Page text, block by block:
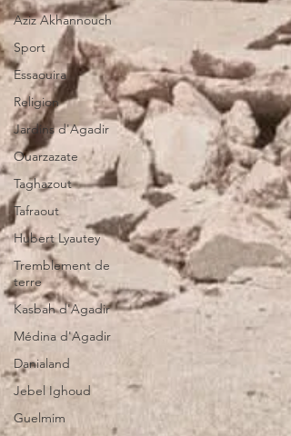
Aziz Akhannouch
Sport
Essaouira
Religion
Jardins d'Agadir
Ouarzazate
Taghazout
Tafraout
Hubert Lyautey
Tremblement de
terre
Kasbah d'Agadir
Médina d'Agadir
Danialand
Jebel Ighoud
Guelmim